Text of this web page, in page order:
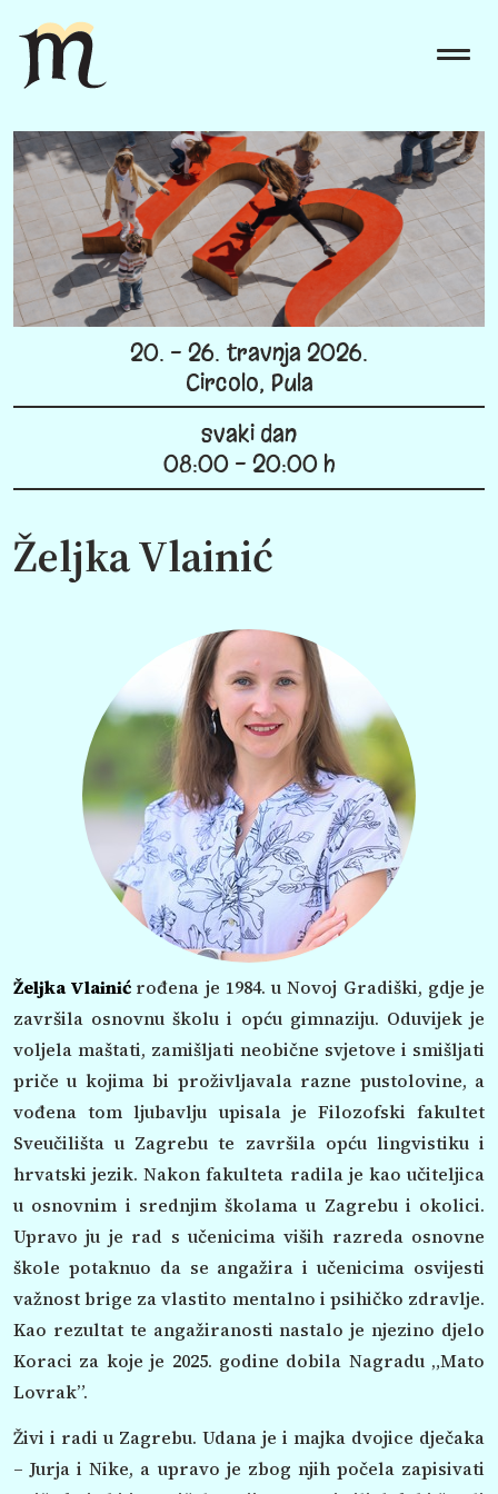
20. - 26. travnja 2026.
Circolo, Pula
svaki dan
08:00 - 20:00 h
Željka Vlainić
Željka Vlainić rođena je 1984. u Novoj Gradiški, gdje je
završila osnovnu školu i opću gimnaziju. Oduvijek je
voljela maštati, zamišljati neobične svjetove i smišljati
priče u kojima bi proživljavala razne pustolovine, a
vođena tom ljubavlju upisala je Filozofski fakultet
Sveučilišta u Zagrebu te završila opću lingvistiku i
hrvatski jezik. Nakon fakulteta radila je kao učiteljica
u osnovnim i srednjim školama u Zagrebu i okolici.
Upravo ju je rad s učenicima viših razreda osnovne
škole potaknuo da se angažira i učenicima osvijesti
važnost brige za vlastito mentalno i psihičko zdravlje.
Kao rezultat te angažiranosti nastalo je njezino djelo
Koraci za koje je 2025. godine dobila Nagradu „Mato
Lovrak”.
Živi i radi u Zagrebu. Udana je i majka dvojice dječaka
– Jurja i Nike, a upravo je zbog njih počela zapisivati